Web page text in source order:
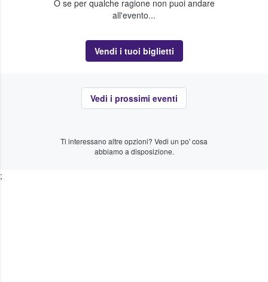
O se per qualche ragione non puoi andare
all'evento...
Vendi i tuoi biglietti
Vedi i prossimi eventi
Ti interessano altre opzioni? Vedi un po' cosa
abbiamo a disposizione.
;